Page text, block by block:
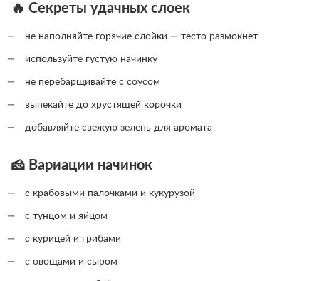
🔥 Секреты удачных слоек
не наполняйте горячие слойки — тесто размокнет
используйте густую начинку
не перебарщивайте с соусом
выпекайте до хрустящей корочки
добавляйте свежую зелень для аромата
🧀 Вариации начинок
с крабовыми палочками и кукурузой
с тунцом и яйцом
с курицей и грибами
с овощами и сыром